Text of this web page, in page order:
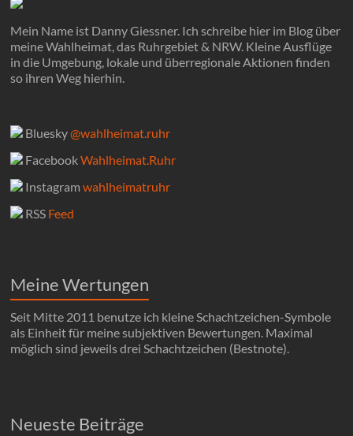
Mein Name ist Danny Giessner. Ich schreibe hier im Blog über
meine Wahlheimat, das Ruhrgebiet & NRW. Kleine Ausflüge
in die Umgebung, lokale und überregionale Aktionen finden
so ihren Weg hierhin.
Bluesky@wahlheimat.ruhr
FacebookWahlheimat.Ruhr
Instagramwahlheimatruhr
RSS Feed
Meine Wertungen
Seit Mitte 2011 benutze ich kleine Schachtzeichen-Symbole
als Einheit für meine subjektiven Bewertungen. Maximal
möglich sind jeweils drei Schachtzeichen (Bestnote).
Neueste Beiträge